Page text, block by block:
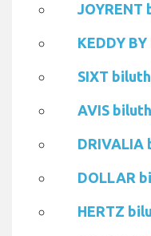
JOYRENT
KEDDY
SIXT
AVIS
DRIVALIA
DOLLAR
HERTZ